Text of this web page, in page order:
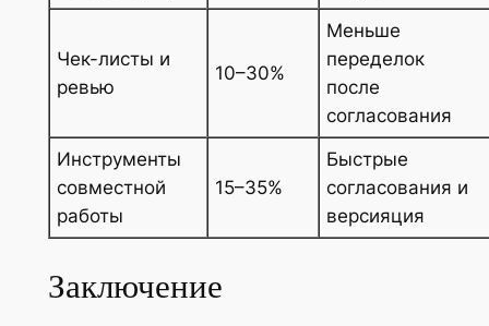
Чек-листы и
ревью
10–30%
Меньше
переделок
после
согласования
Инструменты
совместной
работы
15–35%
Быстрые
согласования и
версияция
Заключение